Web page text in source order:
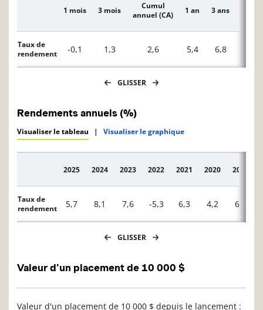
Description
1 mois 3 mois
Cumul
annuel (CA)
1 an 3 ans
Taux de
rendement
-0,1 1,3 2,6 5,4 6,8
GLISSER
Rendements annuels (%)
Visualiser le tableau | Visualiser le graphique
Description
2025 2024 2023 2022 2021 2020 2019
Taux de
rendement
5,7 8,1 7,6 -5,3 6,3 4,2 6,2
GLISSER
Valeur d'un placement de 10 000 $
Valeur d'un placement de 10 000 $ depuis le lancement :